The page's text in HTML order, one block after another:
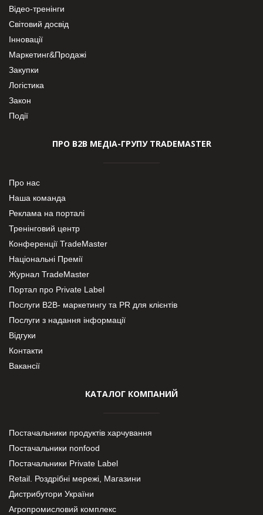
Відео-тренінги
Світовий досвід
Інновації
Маркетинг&Продажі
Закупки
Логістика
Закон
Події
ПРО В2В МЕДІА-ГРУПУ TRADEMASTER
Про нас
Наша команда
Реклама на порталі
Тренінговий центр
Конференції TradeMaster
Національні Премії
Журнал TradeMaster
Портал про Private Label
Послуги В2В- маркетингу та PR для клієнтів
Послуги з надання інформації
Відгуки
Контакти
Вакансії
КАТАЛОГ КОМПАНИЙ
Постачальники продуктів харчування
Постачальники nonfood
Постачальники Private Label
Retail. Роздрібні мережі, Магазини
Дистрибутори України
Агропромисловий комплекс